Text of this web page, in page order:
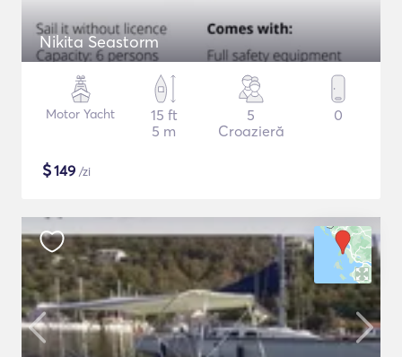
Nikita Seastorm
Motor Yacht
15 ft
5 m
5
Croazieră
0
$149 /zi